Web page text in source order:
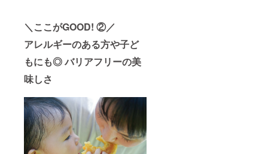
＼ここがGOOD! ②／
アレルギーのある方や子ど
もにも◎ バリアフリーの美
味しさ